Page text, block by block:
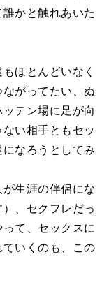
かと触れあいた
ほとんどいなく
がってたい、ぬ
テン場に足が向
い相手ともセッ
なろうとしてみ
生涯の伴侶にな
、セクフレだっ
て、セックスに
いくのも、この